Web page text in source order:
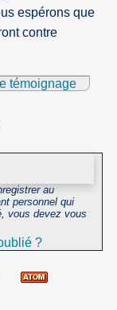
espérons que
contre
témoignage
au
personnel qui
vous devez vous
?